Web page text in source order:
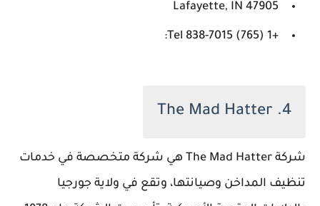
Lafayette, IN 47905
+1 (765) 838-7015 Tel:
4. The Mad Hatter
شركة The Mad Hatter هي شركة متخصصة في خدمات
تنظيف المداخن وصيانتها، وتقع في ولاية جورجيا